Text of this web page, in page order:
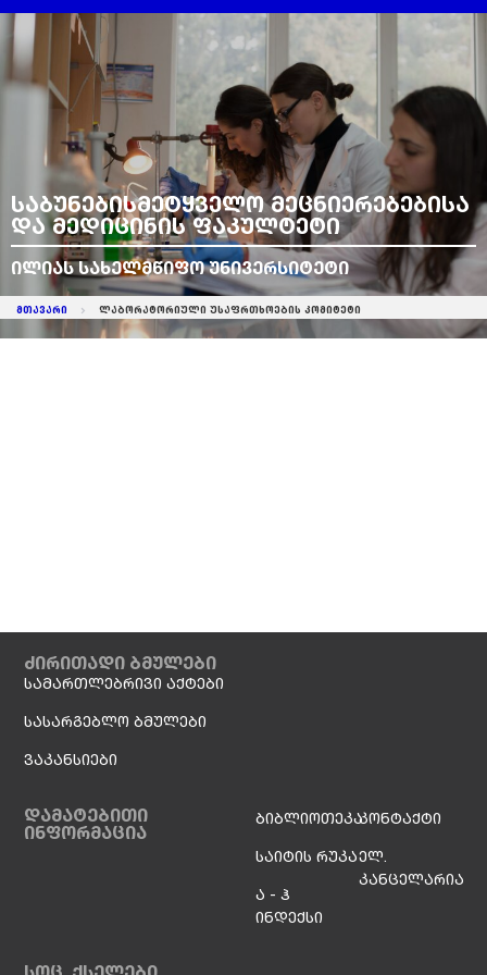
საბუნებისმეტყველო მეცნიერებებისა
და მედიცინის ფაკულტეტი
ილიას სახელმწიფო უნივერსიტეტი
მთავარი ლაბორატორიული უსაფრთხოების კომიტეტი
ძირითადი ბმულები
სამართლებრივი აქტები
სასარგებლო ბმულები
ვაკანსიები
დამატებითი
ინფორმაცია
ბიბლიოთეკა
საიტის რუკა
ა - ჰ
ინდექსი
კონტაქტი
ელ.
კანცელარია